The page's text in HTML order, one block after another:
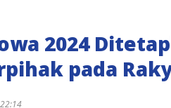
2024
pada